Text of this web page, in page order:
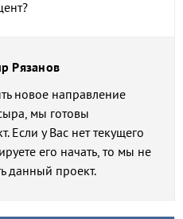
Рязанов
новое направление
мы готовы
Если у Вас нет текущего
его начать, то мы не
данный проект.